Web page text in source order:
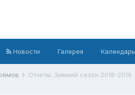
Новости Галерея Календарь
Отчеты: Зимний сезон 2018-2019